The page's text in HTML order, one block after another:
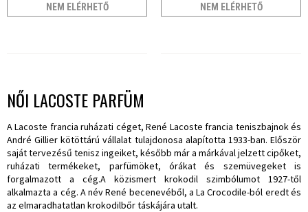
NEM ELÉRHETŐ NEM ELÉRHETŐ
NŐI LACOSTE PARFÜM
A Lacoste francia ruházati céget, René Lacoste francia teniszbajnok és
André Gillier kötöttárú vállalat tulajdonosa alapította 1933-ban. Először
saját tervezésű tenisz ingeiket, később már a márkával jelzett cipőket,
ruházati termékeket, parfümöket, órákat és szemüvegeket is
forgalmazott a cég.A közismert krokodil szimbólumot 1927-től
alkalmazta a cég. A név René becenevéből, a La Crocodile-ból eredt és
az elmaradhatatlan krokodilbőr táskájára utalt.